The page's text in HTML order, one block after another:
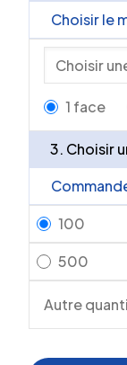
Choisir le
1 face
3. Choisir
100
500
Autre